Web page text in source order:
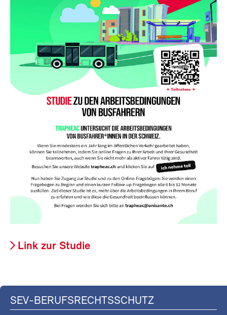
Link zur Studie
SEV-BERUFSRECHTSSCHUTZ